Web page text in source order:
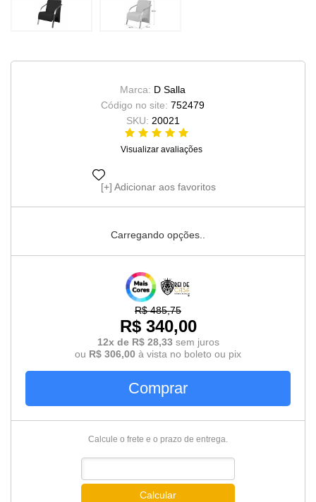
Marca: D Salla
Código no site: 752479
SKU: 20021
Visualizar avaliações
Adicionar aos favoritos
Carregando opções..
R$ 485,75
R$ 340,00
12x de R$ 28,33 sem juros
ou R$ 306,00 à vista no boleto ou pix
Comprar
Calcule o frete e o prazo de entrega.
Calcular